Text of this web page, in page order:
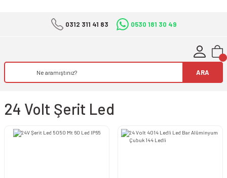
0312 311 41 83 0530 181 30 49
ARA
24 Volt Şerit Led